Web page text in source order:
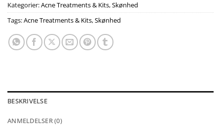
Kategorier:Acne Treatments & Kits,Skønhed
Tags:Acne Treatments & Kits,Skønhed
BESKRIVELSE
ANMELDELSER (0)